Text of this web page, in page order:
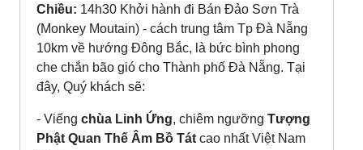
Chiều: 14h30 Khởi hành đi Bán Đảo Sơn Trà
(Monkey Moutain) - cách trung tâm Tp Đà Nẵng
10km về hướng Đông Bắc, là bức bình phong
che chắn bão gió cho Thành phố Đà Nẵng. Tại
đây, Quý khách sẽ:
- Viếng chùa Linh Ứng, chiêm ngưỡng Tượng
Phật Quan Thế Âm Bồ Tát cao nhất Việt Nam